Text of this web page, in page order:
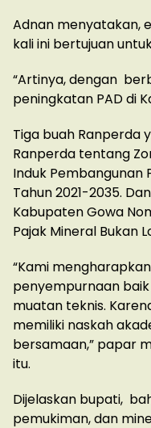
Adnan menyatakan,
kali ini bertujuan
“Artinya, dengan
peningkatan PAD di
Tiga buah Ranperda
Ranperda tentang
Induk Pembangunan
Tahun 2021-2035.
Kabupaten Gowa
Pajak Mineral Bukan
“Kami
penyempurnaan
muatan teknis.
memiliki naskah
bersamaan,” papar
itu.
Dijelaskan bupati,
pemukiman, dan